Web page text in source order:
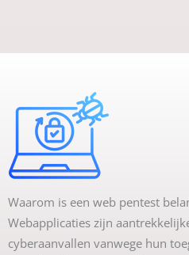
Waarom is een web pentest
Webapplicaties zijn
cyberaanvallen vanwege hun